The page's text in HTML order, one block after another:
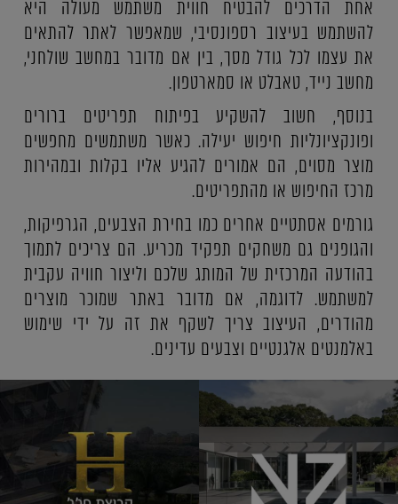
אחת הדרכים להבטיח חווית משתמש מעולה היא
להשתמש בעיצוב רספונסיבי, שמאפשר לאתר להתאים
את עצמו לכל גודל מסך, בין אם מדובר במחשב שולחני,
מחשב נייד, טאבלט או סמארטפון.
בנוסף, חשוב להשקיע בפיתוח תפריטים ברורים
ופונקציונליות חיפוש יעילה. כאשר משתמשים מחפשים
מוצר מסוים, הם אמורים להגיע אליו בקלות ובמהירות
מרכז החיפוש או מהתפריטים.
גורמים אסתטיים אחרים כמו בחירת הצבעים, הגרפיקות,
והגופנים גם משחקים תפקיד מכריע. הם צריכים לתמוך
בהודעה המרכזית של המותג שלכם וליצור חוויה עקבית
למשתמש. לדוגמה, אם מדובר באתר שמוכר מוצרים
מהודרים, העיצוב צריך לשקף את זה על ידי שימוש
באלמנטים אלגנטיים וצבעים עדינים.